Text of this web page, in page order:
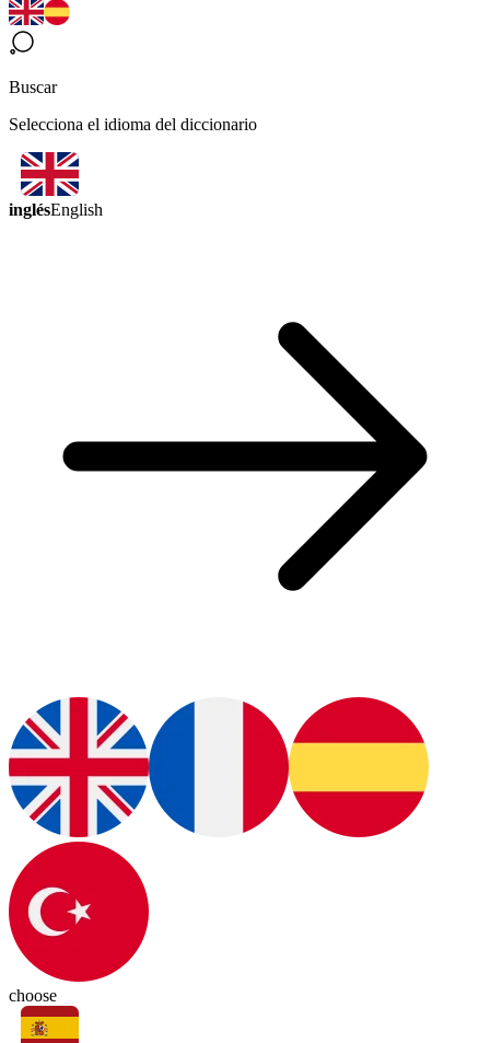
Buscar
Selecciona el idioma del diccionario
inglésEnglish
choose